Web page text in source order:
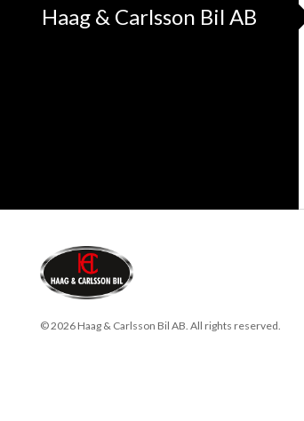
Haag & Carlsson Bil AB
© 2026 Haag & Carlsson Bil AB. All rights reserved.